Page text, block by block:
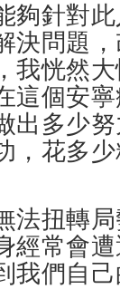
夠針對
決問題
我恍然
這個安
出多少
，花多
法扭轉
經常會
我們自